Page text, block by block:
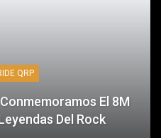
QRP
El 8M
Del Rock